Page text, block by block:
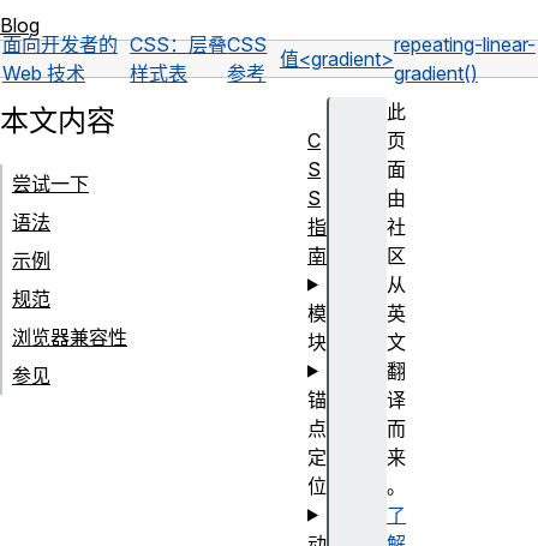
Blog
面向开发者的
Web 技术
CSS：层叠
样式表
CSS
参考
值<gradient>
repeating-linear-
gradient()
此
页
面
由
社
区
从
英
文
翻
译
而
来
。
了
本文内容
尝试一下
语法
示例
规范
浏览器兼容性
参见
C
S
S
指
南
模
块
锚
点
定
位